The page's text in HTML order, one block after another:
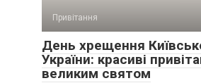
Привітання
День хрещення
України: красиві
великим святом